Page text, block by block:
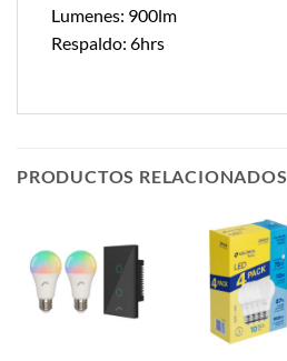
Lumenes: 900lm
Respaldo: 6hrs
PRODUCTOS RELACIONADOS